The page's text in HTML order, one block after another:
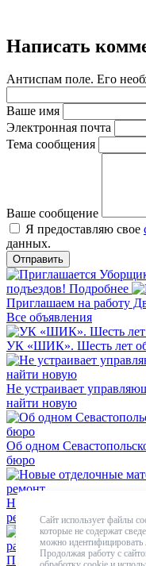
Написать
Антиспам поле. Его
Ваше имя
Электронная почта
Тема сообщения
Ваше сообщение
Я предоставляю свое
данных.
подъездов! Подробнее
Приглашаем на работу
Все объявления
УК «ШИК». Шесть лет
Не устраивает
найти новую
Об одном
бюро
Новые отделочные
ремонт
Плохо работает
Сайт использует файлы
которые не содержат
можно идентифицировать
Продолжая работу с